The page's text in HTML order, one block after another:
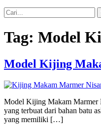
Tag: Model
Model Kijing
Model Kijing Makam Marmer
yang terbuat dari bahan batu
yang memiliki […]